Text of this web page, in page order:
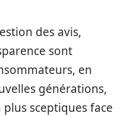
des avis,
sont
en
générations,
sceptiques face